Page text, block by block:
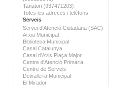
Tanatori (937471203)
Totes les adreces i telèfons
Serveis
Servei d'Atenció Ciutadana (SAC)
Arxiu Municipal
Biblioteca Municipal
Casal Catalunya
Casal d'Avis Plaça Major
Centre d'Atenció Primària
Centre de Serveis
Deixalleria Municipal
El Mirador